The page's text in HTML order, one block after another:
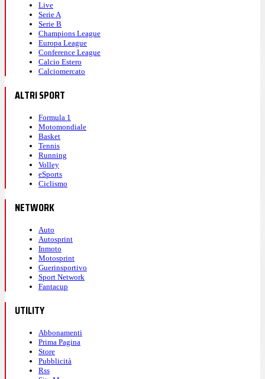
Live
Serie A
Serie B
Champions League
Europa League
Conference League
Calcio Estero
Calciomercato
ALTRI SPORT
Formula 1
Motomondiale
Basket
Tennis
Running
Volley
eSports
Ciclismo
NETWORK
Auto
Autosprint
Inmoto
Motosprint
Guerinsportivo
Sport Network
Fantacup
UTILITY
Abbonamenti
Prima Pagina
Store
Pubblicità
Rss